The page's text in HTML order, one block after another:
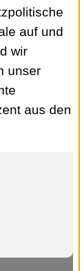
auf und
wir
unser
aus den